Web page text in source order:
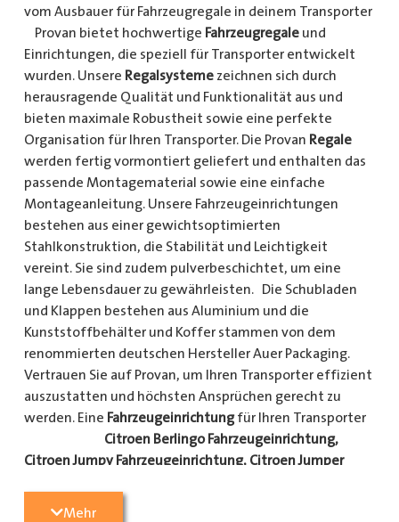
vom Ausbauer für Fahrzeugregale in deinem Transporter
Provan bietet hochwertige Fahrzeugregaleund
Einrichtungen, die speziell für Transporter entwickelt
wurden. Unsere Regalsystemezeichnen sich durch
herausragende Qualität und Funktionalität aus und
bieten maximale Robustheit sowie eine perfekte
Organisation für Ihren Transporter. Die Provan Regale
werden fertig vormontiert geliefert und enthalten das
passende Montagematerial sowie eine einfache
Montageanleitung. Unsere Fahrzeugeinrichtungen
bestehen aus einer gewichtsoptimierten
Stahlkonstruktion, die Stabilität und Leichtigkeit
vereint. Sie sind zudem pulverbeschichtet, um eine
lange Lebensdauer zu gewährleisten. Die Schubladen
und Klappen bestehen aus Aluminium und die
Kunststoffbehälter und Koffer stammen von dem
renommierten deutschen Hersteller Auer Packaging.
Vertrauen Sie auf Provan, um Ihren Transporter effizient
auszustatten und höchsten Ansprüchen gerecht zu
werden. Eine Fahrzeugeinrichtungfür Ihren Transporter
Citroen Berlingo Fahrzeugeinrichtung,
Citroen Jumpy Fahrzeugeinrichtung, Citroen Jumper
Mehr